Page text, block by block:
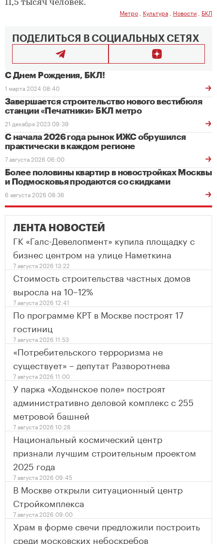
11,5 тысяч человек.
Метро Культура Новости БКЛ
ПОДЕЛИТЬСЯ В СОЦИАЛЬНЫХ СЕТЯХ
С Днем Рождения, БКЛ!
1 марта 2024 08:40
Завершается строительство нового вестибюля
станции «Печатники» БКЛ метро
21 декабря 2023 09:39
С начала 2026 года рынок ИЖС обрушился
практически в каждом регионе
7 августа 2026 06:00
Более половины квартир в новостройках Москвы
и Подмосковья продаются со скидками
6 августа 2026 08:36
ЛЕНТА НОВОСТЕЙ
ГК «Галс-Девелопмент» купила площадку с
бизнес центром на улице Наметкина
7 августа 2026 13:22
Стоимость строительства частных домов
выросла на 10–12%
7 августа 2026 12:41
По программе КРТ в Москве построят 17
гостиниц
7 августа 2026 11:53
«Потребительского терроризма не
существует» – депутат Разворотнева
7 августа 2026 11:00
У парка «Ходынское поле» построят
административно деловой комплекс с 255
метровой башней
7 августа 2026 10:28
Национальный космический центр
признали лучшим строительным проектом
2025 года
7 августа 2026 09:45
В Москве открыли ситуационный центр
Стройкомплекса
7 августа 2026 09:00
Храм в форме свечи предложили построить
среди московских небоскребов